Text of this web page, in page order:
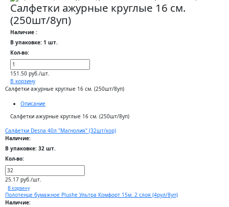
Салфетки ажурные круглые 16 см.
(250шт/8уп)
Наличие :
В упаковке: 1 шт.
Кол-во:
151.50 руб./шт.
В корзину
Салфетки ажурные круглые 16 см. (250шт/8уп)
Описание
Салфетки ажурные круглые 16 см. (250шт/8уп)
Салфетки Desna 40л "Магнолия" (32шт/кор)
Наличие:
В упаковке: 32 шт.
Кол-во:
25.17 руб./шт.
В корзину
Полотенце бумажное Plushe Ультра Комфорт 15м. 2 слоя (4рул/8уп)
Наличие: